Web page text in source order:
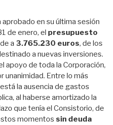
en su última sesión
de enero, el presupuesto
a 3.765.230 euros, de los
a nuevas inversiones.
apoyo de toda la Corporación,
unanimidad. Entre lo más
la ausencia de gastos
al haberse amortizado la
que tenía el Consistorio, de
momentos sin deuda